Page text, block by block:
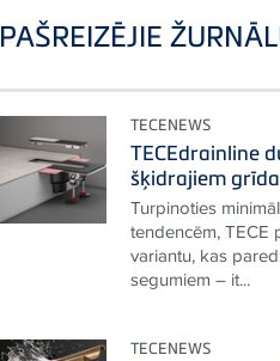
PAŠREIZĒJIE
TECENEWS
TECEdrainline
šķidrajiem
Turpinoties
tendencēm, TECE
variantu, kas
segumiem – it...
TECENEWS